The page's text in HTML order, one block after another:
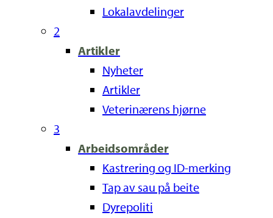
Lokalavdelinger
2
Artikler
Nyheter
Artikler
Veterinærens hjørne
3
Arbeidsområder
Kastrering og ID-merking
Tap av sau på beite
Dyrepoliti